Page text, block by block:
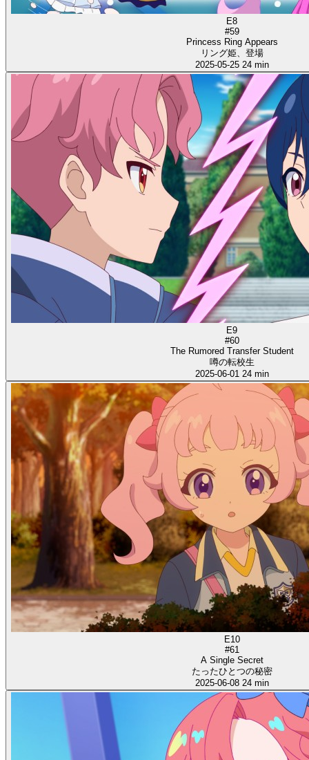
E8
#59
Princess Ring Appears
リング姫、登場
2025-05-25 24 min
E9
#60
The Rumored Transfer Student
噂の転校生
2025-06-01 24 min
E10
#61
A Single Secret
たったひとつの秘密
2025-06-08 24 min